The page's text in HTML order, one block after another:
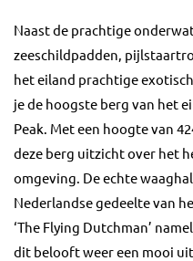
Naast de prachtige
zeeschildpadden,
het eiland prachtige
je de hoogste berg van het
Peak. Met een hoogte van
deze berg uitzicht over het
omgeving. De echte
Nederlandse gedeelte van
‘The Flying Dutchman’
dit belooft weer een mooi